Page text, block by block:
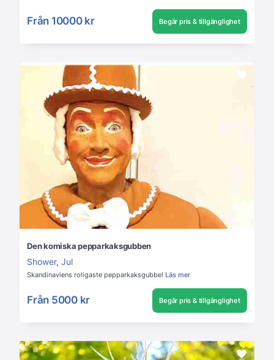
Från 10000 kr Begär pris & tillgänglighet
Den komiska pepparkaksgubben
Shower, Jul
Skandinaviens roligaste pepparkaksgubbe! Läs mer
Från 5000 kr Begär pris & tillgänglighet